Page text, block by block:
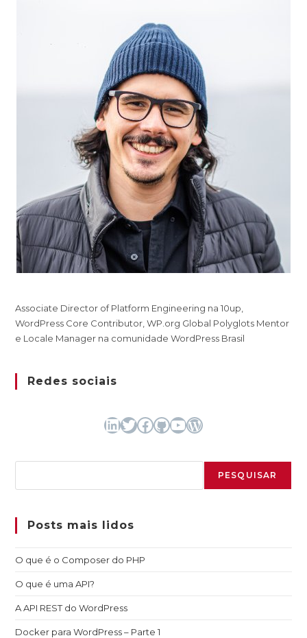
Associate Director of Platform Engineering na 10up,
WordPress Core Contributor, WP.org Global Polyglots Mentor
e Locale Manager na comunidade WordPress Brasil
Redes sociais
LinkedIn
TwitterFacebook
GitHubYoutubeWordPress
PESQUISAR
Posts mais lidos
O que é o Composer do PHP
O que é uma API?
A API REST do WordPress
Docker para WordPress – Parte 1